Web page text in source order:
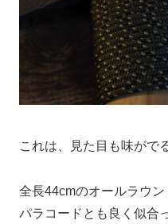
これは、見た目も味がで
全長44cmのオールラウ
パラコードとも良く似合